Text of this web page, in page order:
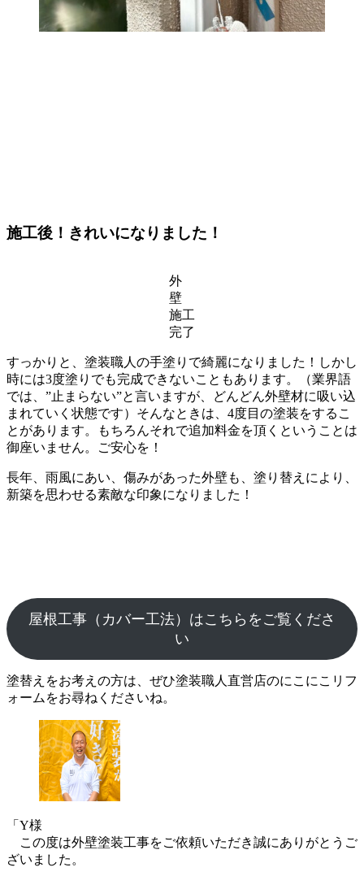
施工後！きれいになりました！
外
壁
施工
完了
すっかりと、塗装職人の手塗りで綺麗になりました！しかし
時には3度塗りでも完成できないこともあります。（業界語
では、”止まらない”と言いますが、どんどん外壁材に吸い込
まれていく状態です）そんなときは、4度目の塗装をするこ
とがあります。もちろんそれで追加料金を頂くということは
御座いません。ご安心を！
長年、雨風にあい、傷みがあった外壁も、塗り替えにより、
新築を思わせる素敵な印象になりました！
屋根工事（カバー工法）はこちらをご覧くださ
い
塗替えをお考えの方は、ぜひ塗装職人直営店のにこにこリフ
ォームをお尋ねくださいね。
「Y様
この度は外壁塗装工事をご依頼いただき誠にありがとうご
ざいました。